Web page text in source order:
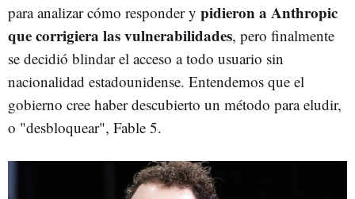
para analizar cómo responder y pidieron a Anthropic
que corrigiera las vulnerabilidades, pero finalmente
se decidió blindar el acceso a todo usuario sin
nacionalidad estadounidense. Entendemos que el
gobierno cree haber descubierto un método para eludir,
o "desbloquear", Fable 5.